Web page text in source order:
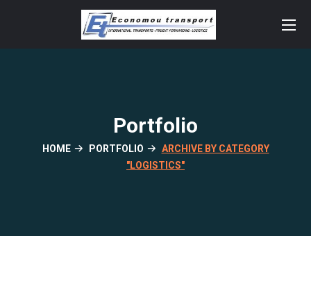
Portfolio
HOME PORTFOLIO
ARCHIVE BY CATEGORY
"LOGISTICS"